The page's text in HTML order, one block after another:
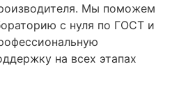
Мы поможем
с нуля по ГОСТ и
на всех этапах